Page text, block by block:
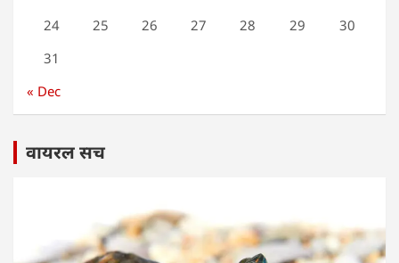
24
25 26 27 28 29
30
31
« Dec
वायरल सच